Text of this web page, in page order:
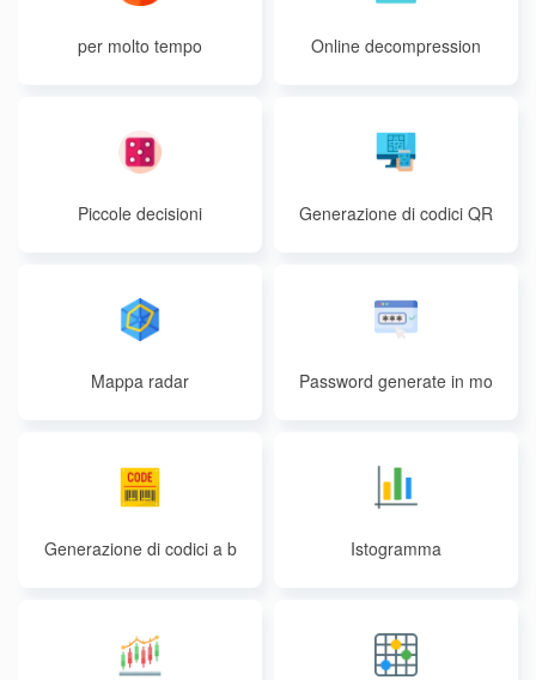
per molto tempo Online decompression
Piccole decisioni Generazione di codici QR
Mappa radar
Password generate in mo
Generazione di codici a b
Istogramma